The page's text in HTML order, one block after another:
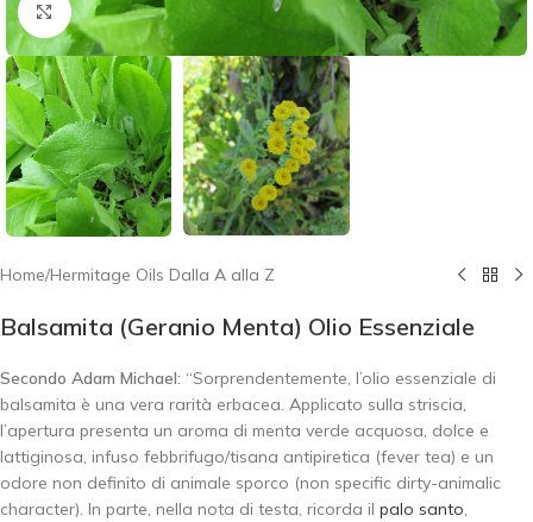
Click to enlarge
Home/Hermitage Oils Dalla A alla Z
Balsamita (Geranio Menta) Olio Essenziale
Secondo Adam Michael: “Sorprendentemente, l’olio essenziale di
balsamita è una vera rarità erbacea. Applicato sulla striscia,
l’apertura presenta un aroma di menta verde acquosa, dolce e
lattiginosa, infuso febbrifugo/tisana antipiretica (fever tea) e un
odore non definito di animale sporco (non specific dirty-animalic
character). In parte, nella nota di testa, ricorda il palo santo,